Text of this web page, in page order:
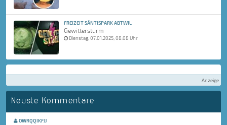
FREIZEIT SÄNTISPARK ABTWIL
Gewittersturm
Dienstag, 07.01.2025, 08:08 Uhr
Anzeige
Neuste Kommentare
OWRQQIKFJJ